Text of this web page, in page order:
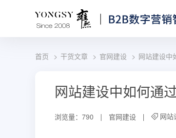
首页 干货文章 官网建设 网站建设中
网站建设中如何通
浏览量：790 官网建设 网站